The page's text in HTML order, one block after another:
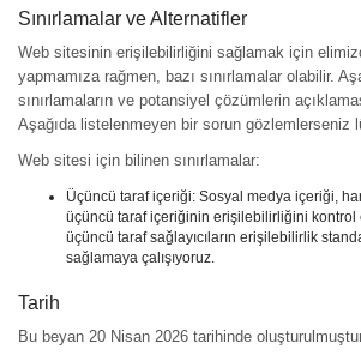
Sınırlamalar ve Alternatifler
Web sitesinin erişilebilirliğini sağlamak için
yapmamıza rağmen, bazı sınırlamalar olabilir.
sınırlamaların ve potansiyel çözümlerin
Aşağıda listelenmeyen bir sorun gözlemlerseniz
Web sitesi için bilinen sınırlamalar:
Üçüncü taraf içeriği: Sosyal medya içeriği,
üçüncü taraf içeriğinin erişilebilirliğini kontrol
üçüncü taraf sağlayıcıların erişilebilirlik
sağlamaya çalışıyoruz.
Tarih
Bu beyan 20 Nisan 2026 tarihinde